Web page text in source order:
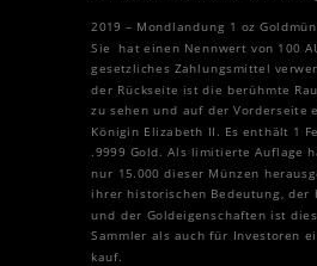
2019 – Mondlandung 1 oz
Sie hat einen Nennwert von 100
gesetzliches Zahlungsmittel
der Rückseite ist die berühmte
zu sehen und auf der Vorderseite
Königin Elizabeth II. Es enthält 1
.9999 Gold. Als limitierte Auflage
nur 15.000 dieser Münzen
ihrer historischen Bedeutung, der
und der Goldeigenschaften ist
Sammler als auch für Investoren
kauf.